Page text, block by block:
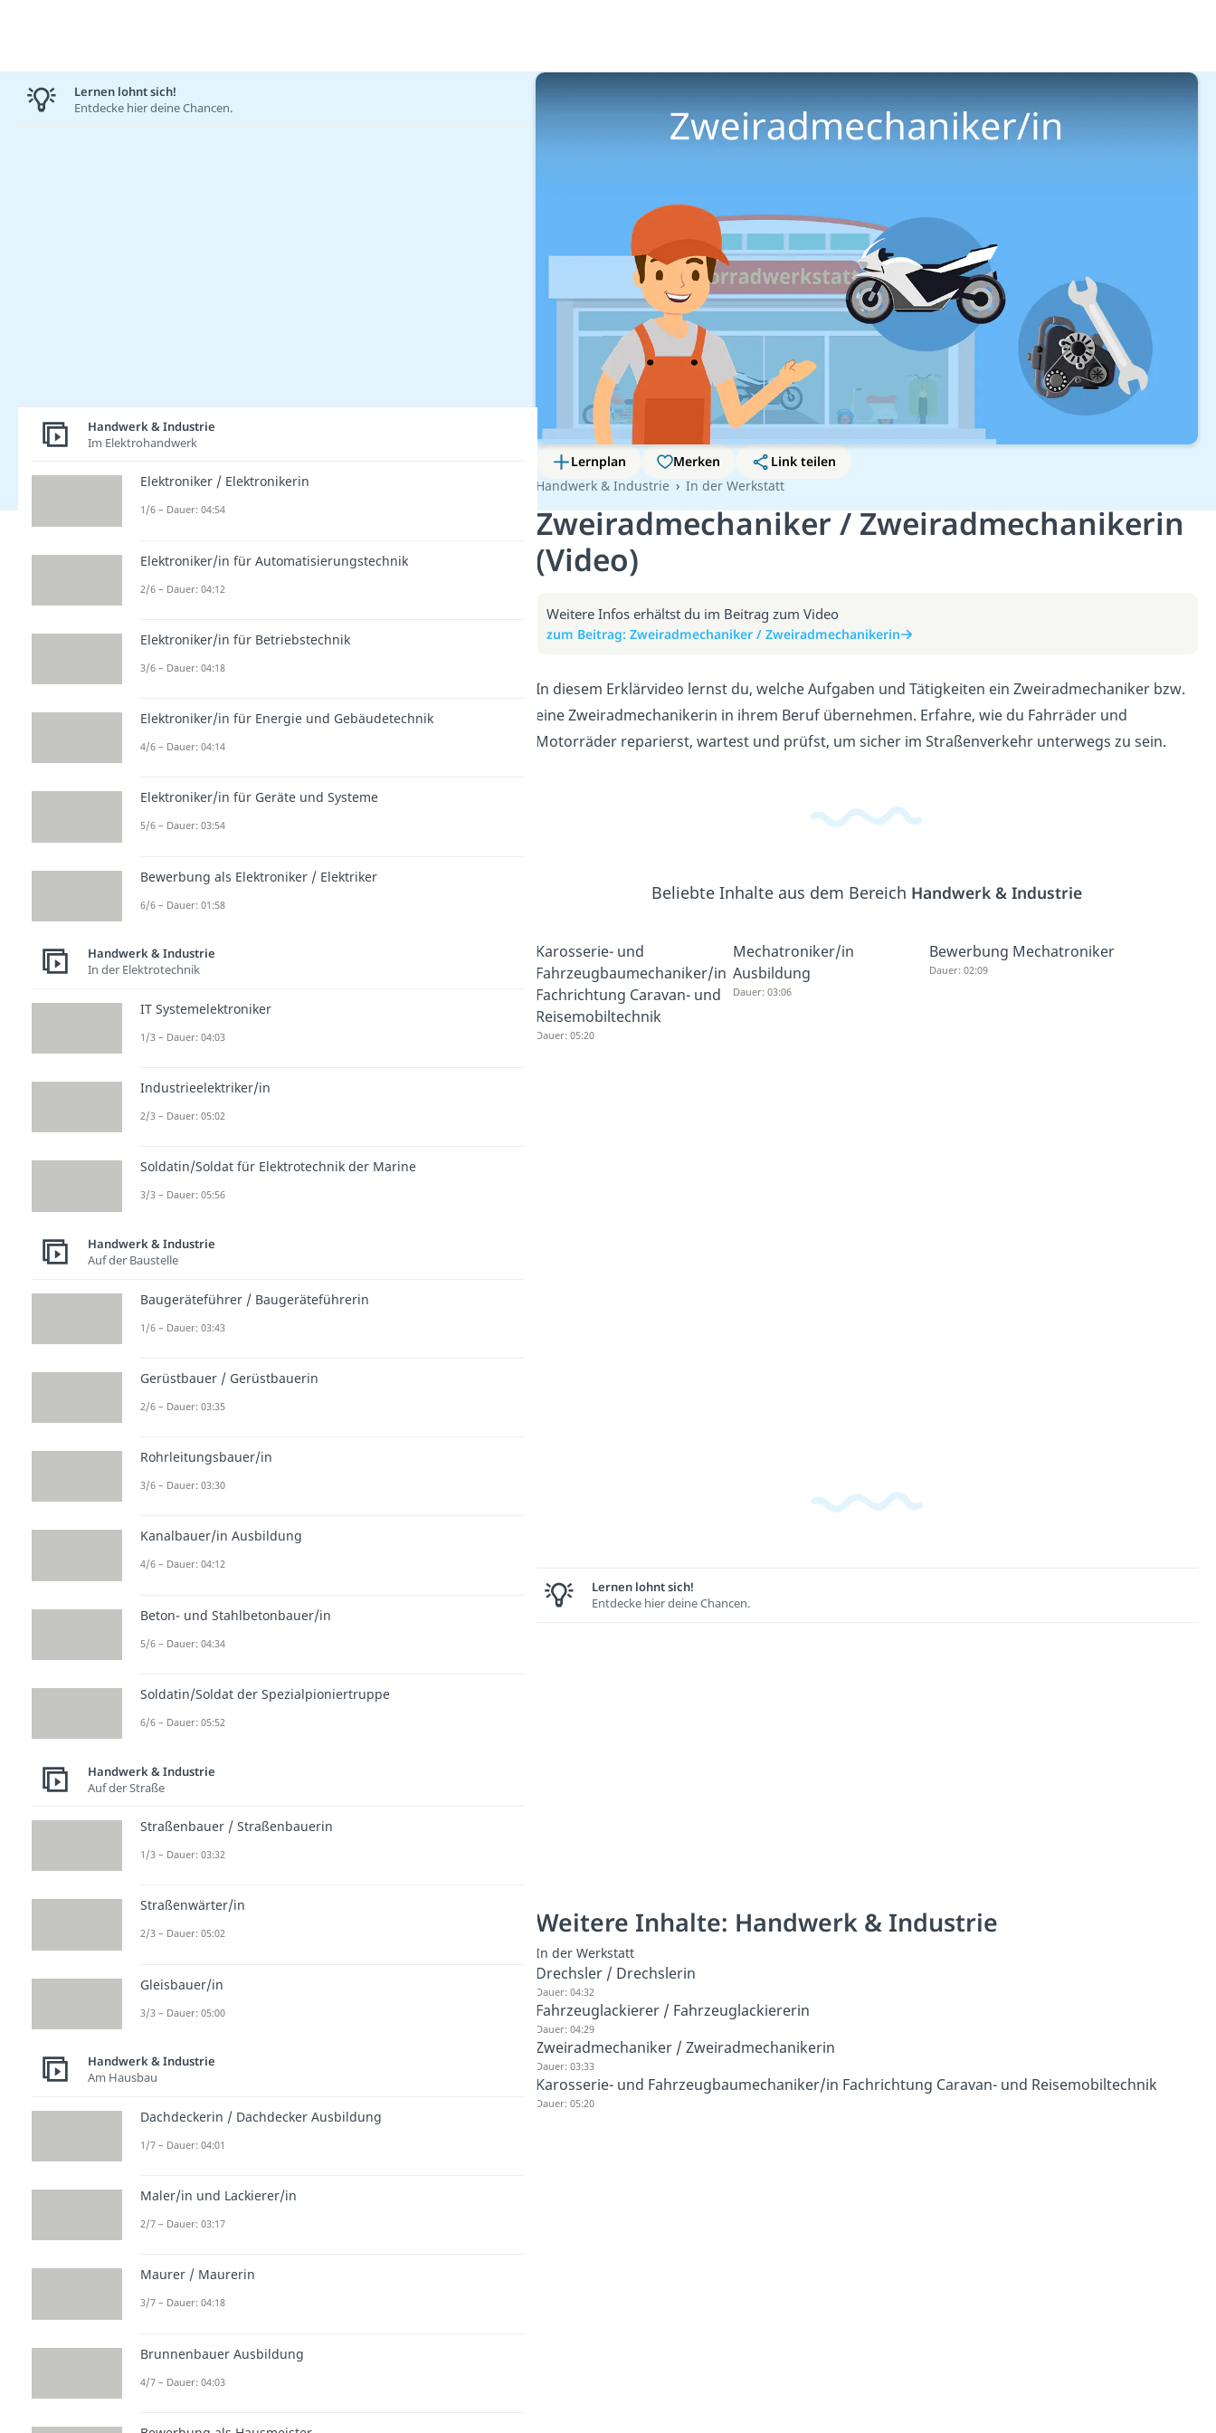
Lernplan Merken
Link teilen
Handwerk & Industrie
In der Werkstatt
Zweiradmechaniker / Zweiradmechanikerin
(Video)
Weitere Infos erhältst du im Beitrag zum Video
zum Beitrag: Zweiradmechaniker / Zweiradmechanikerin
In diesem Erklärvideo lernst du, welche Aufgaben und Tätigkeiten ein Zweiradmechaniker bzw.
eine Zweiradmechanikerin in ihrem Beruf übernehmen. Erfahre, wie du Fahrräder und
Motorräder reparierst, wartest und prüfst, um sicher im Straßenverkehr unterwegs zu sein.
Beliebte Inhalte aus dem Bereich Handwerk & Industrie
Karosserie- und
Fahrzeugbaumechaniker/in
Fachrichtung Caravan- und
Reisemobiltechnik
Dauer: 05:20
Mechatroniker/in
Ausbildung
Dauer: 03:06
Bewerbung Mechatroniker
Dauer: 02:09
Lernen lohnt sich!
Entdecke hier deine Chancen.
Weitere Inhalte: Handwerk & Industrie
In der Werkstatt
Drechsler / Drechslerin
Dauer: 04:32
Fahrzeuglackierer / Fahrzeuglackiererin
Dauer: 04:29
Zweiradmechaniker / Zweiradmechanikerin
Dauer: 03:33
Karosserie- und Fahrzeugbaumechaniker/in Fachrichtung Caravan- und Reisemobiltechnik
Dauer: 05:20
Lernen lohnt sich!
Entdecke hier deine Chancen.
Handwerk & Industrie
Im Elektrohandwerk
Elektroniker / Elektronikerin
1/6 – Dauer: 04:54
Elektroniker/in für Automatisierungstechnik
2/6 – Dauer: 04:12
Elektroniker/in für Betriebstechnik
3/6 – Dauer: 04:18
Elektroniker/in für Energie und Gebäudetechnik
4/6 – Dauer: 04:14
Elektroniker/in für Geräte und Systeme
5/6 – Dauer: 03:54
Bewerbung als Elektroniker / Elektriker
6/6 – Dauer: 01:58
Handwerk & Industrie
In der Elektrotechnik
IT Systemelektroniker
1/3 – Dauer: 04:03
Industrieelektriker/in
2/3 – Dauer: 05:02
Soldatin/Soldat für Elektrotechnik der Marine
3/3 – Dauer: 05:56
Handwerk & Industrie
Auf der Baustelle
Baugeräteführer / Baugeräteführerin
1/6 – Dauer: 03:43
Gerüstbauer / Gerüstbauerin
2/6 – Dauer: 03:35
Rohrleitungsbauer/in
3/6 – Dauer: 03:30
Kanalbauer/in Ausbildung
4/6 – Dauer: 04:12
Beton- und Stahlbetonbauer/in
5/6 – Dauer: 04:34
Soldatin/Soldat der Spezialpioniertruppe
6/6 – Dauer: 05:52
Handwerk & Industrie
Auf der Straße
Straßenbauer / Straßenbauerin
1/3 – Dauer: 03:32
Straßenwärter/in
2/3 – Dauer: 05:02
Gleisbauer/in
3/3 – Dauer: 05:00
Handwerk & Industrie
Am Hausbau
Dachdeckerin / Dachdecker Ausbildung
1/7 – Dauer: 04:01
Maler/in und Lackierer/in
2/7 – Dauer: 03:17
Maurer / Maurerin
3/7 – Dauer: 04:18
Brunnenbauer Ausbildung
4/7 – Dauer: 04:03